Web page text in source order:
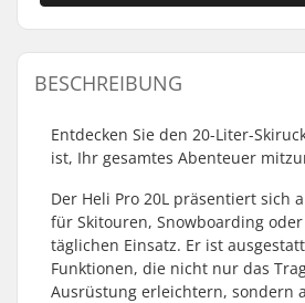
BESCHREIBUNG
Entdecken Sie den 20-Liter-
ist, Ihr gesamtes Abenteuer
Der Heli Pro 20L präsentiert sich
für Skitouren, Snowboarding
täglichen Einsatz. Er ist
Funktionen, die nicht nur das
Ausrüstung erleichtern, sondern